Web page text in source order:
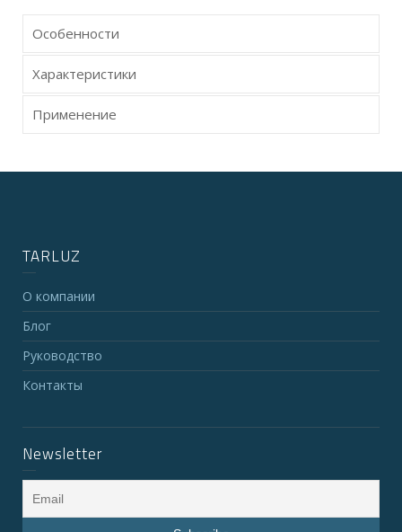
Особенности
Характеристики
Применение
TARLUZ
О компании
Блог
Руководство
Контакты
Newsletter